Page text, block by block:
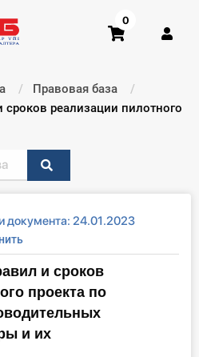
0
Правовая база
реализации пилотного
документа: 24.01.2023
и сроков
проекта по
и их